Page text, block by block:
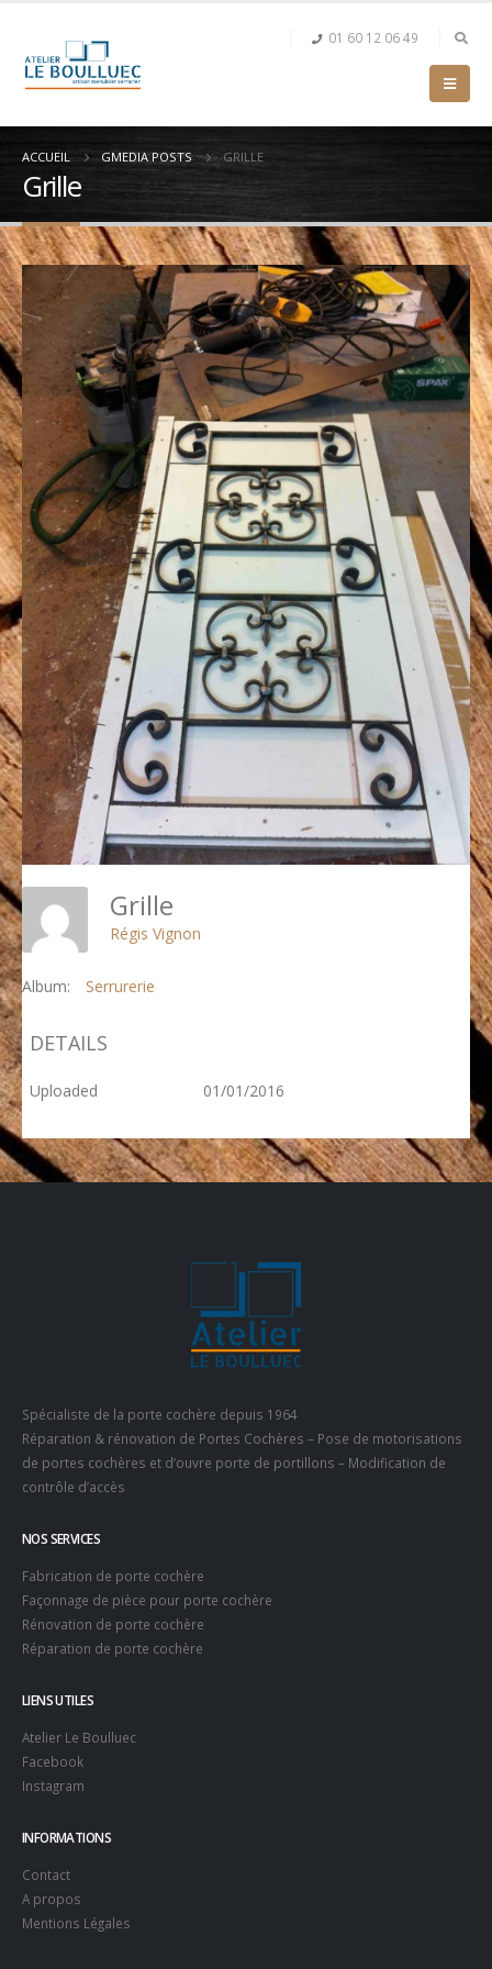
01 60 12 06 49
ACCUEIL GMEDIA POSTS GRILLE
Grille
Grille
Régis Vignon
Album: Serrurerie
DETAILS
Uploaded 01/01/2016
Spécialiste de la porte cochère depuis 1964
Réparation & rénovation de Portes Cochères – Pose de motorisations
de portes cochères et d’ouvre porte de portillons – Modification de
contrôle d’accès
NOS SERVICES
Fabrication de porte cochère
Façonnage de pièce pour porte cochère
Rénovation de porte cochère
Réparation de porte cochère
LIENS UTILES
Atelier Le Boulluec
Facebook
Instagram
INFORMATIONS
Contact
A propos
Mentions Légales